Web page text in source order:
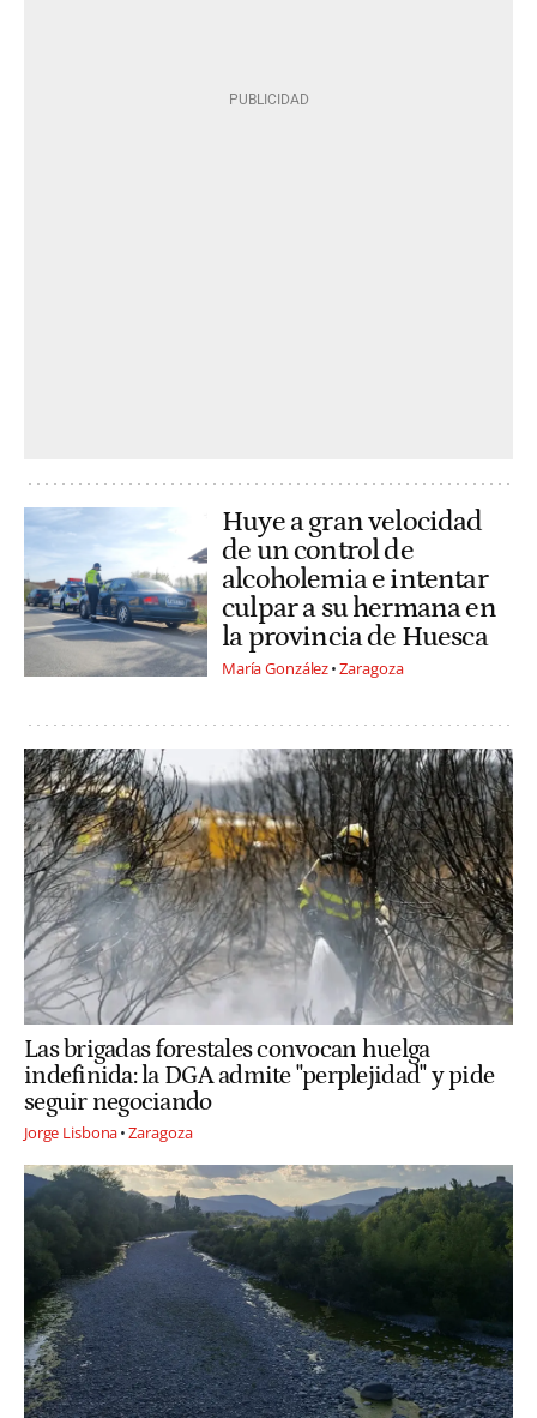
Huye a gran velocidad
de un control de
alcoholemia e intentar
culpar a su hermana en
la provincia de Huesca
María González Zaragoza
Las brigadas forestales convocan huelga
indefinida: la DGA admite "perplejidad" y pide
seguir negociando
Jorge Lisbona Zaragoza